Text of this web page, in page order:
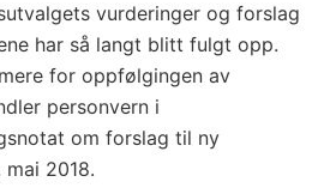
vurderinger og forslag
har så langt blitt fulgt opp.
for oppfølgingen av
personvern i
om forslag til ny
2018.